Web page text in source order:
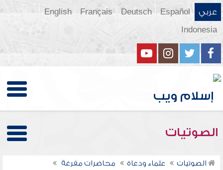
عربي Español
Deutsch
Français
English
Indonesia
الصوتيات
الصوتيات علماء ودعاة
محاضرات مفرغة